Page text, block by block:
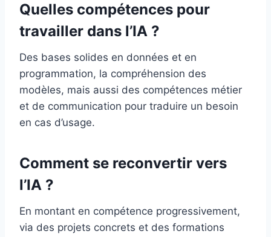
Quelles compétences pour
travailler dans l’IA ?
Des bases solides en données et en
programmation, la compréhension des
modèles, mais aussi des compétences métier
et de communication pour traduire un besoin
en cas d’usage.
Comment se reconvertir vers
l’IA ?
En montant en compétence progressivement,
via des projets concrets et des formations